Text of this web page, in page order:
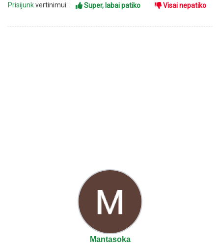
Prisijunkvertinimui: Super, labai patiko Visai nepatiko
Mantasoka